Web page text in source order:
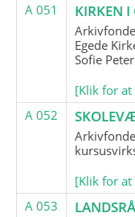
A 051
KIRKEN
Egede
Sofie
[Klik for at
A 052
[Klik for at
A 053